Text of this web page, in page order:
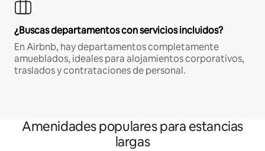
¿Buscas departamentos con servicios incluidos?
En Airbnb, hay departamentos completamente
amueblados, ideales para alojamientos corporativos,
traslados y contrataciones de personal.
Amenidades populares para estancias
largas